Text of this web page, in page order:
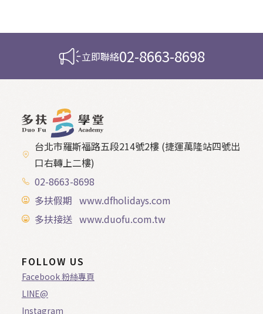
立即聯絡02-8663-8698
台北市羅斯福路五段214號2樓 (捷運萬隆站四號出
口右轉上二樓)
02-8663-8698
多扶假期 www.dfholidays.com
多扶接送 www.duofu.com.tw
FOLLOW US
Facebook 粉絲專頁
LINE@
Instagram